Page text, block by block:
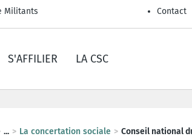
Militants Contact
S'AFFILIER LA CSC
... La concertation sociale Conseil national